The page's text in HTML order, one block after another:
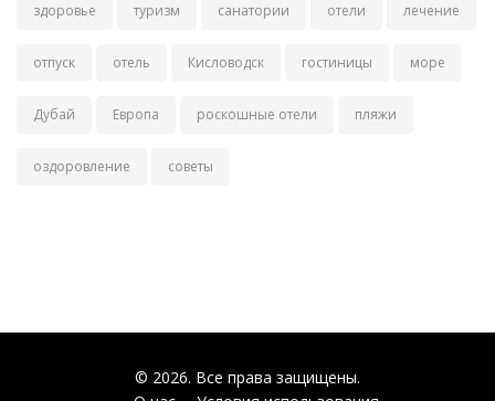
здоровье туризм санатории отели лечение
отпуск отель Кисловодск гостиницы море
Дубай Европа роскошные отели пляжи
оздоровление советы
© 2026. Все права защищены.